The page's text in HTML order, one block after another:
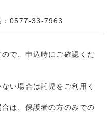
：0577-33-7963
で、申込時にご確認くだ
い場合は託児をご利用く
は、保護者の方のみでの